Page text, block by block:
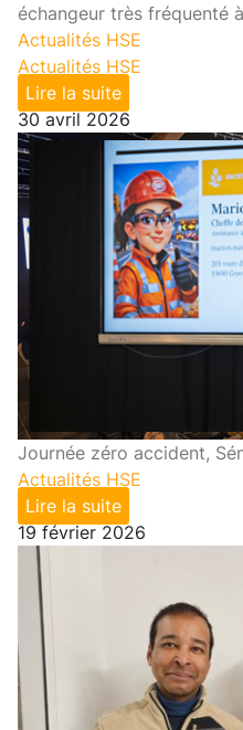
échangeur très fréquenté
Actualités HSE
Actualités HSE
Lire la suite
30 avril 2026
Journée zéro accident,
Actualités HSE
Lire la suite
19 février 2026